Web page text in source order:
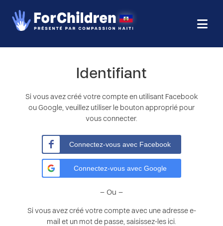
Identifiant
Si vous avez créé votre compte en utilisant Facebook
ou Google, veuillez utiliser le bouton approprié pour
vous connecter.
Connectez-vous avec Facebook
Connectez-vous avec Google
– Ou –
Si vous avez créé votre compte avec une adresse e-
mail et un mot de passe, saisissez-les ici.